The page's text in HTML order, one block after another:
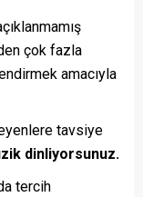
çok fazla
amacıyla
tavsiye
dinliyorsunuz.
tercih